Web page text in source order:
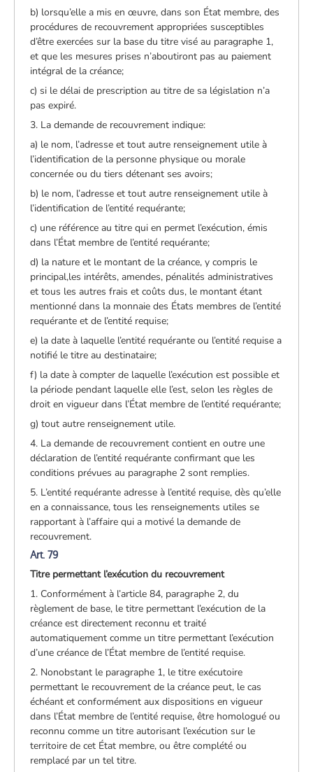
b) lorsqu’elle a mis en œuvre, dans son État membre, des
procédures de recouvrement appropriées susceptibles
d’être exercées sur la base du titre visé au paragraphe 1,
et que les mesures prises n’aboutiront pas au paiement
intégral de la créance;
c) si le délai de prescription au titre de sa législation n’a
pas expiré.
3. La demande de recouvrement indique:
a) le nom, l’adresse et tout autre renseignement utile à
l’identification de la personne physique ou morale
concernée ou du tiers détenant ses avoirs;
b) le nom, l’adresse et tout autre renseignement utile à
l’identification de l’entité requérante;
c) une référence au titre qui en permet l’exécution, émis
dans l’État membre de l’entité requérante;
d) la nature et le montant de la créance, y compris le
principal,les intérêts, amendes, pénalités administratives
et tous les autres frais et coûts dus, le montant étant
mentionné dans la monnaie des États membres de l’entité
requérante et de l’entité requise;
e) la date à laquelle l’entité requérante ou l’entité requise a
notifié le titre au destinataire;
f) la date à compter de laquelle l’exécution est possible et
la période pendant laquelle elle l’est, selon les règles de
droit en vigueur dans l’État membre de l’entité requérante;
g) tout autre renseignement utile.
4. La demande de recouvrement contient en outre une
déclaration de l’entité requérante confirmant que les
conditions prévues au paragraphe 2 sont remplies.
5. L’entité requérante adresse à l’entité requise, dès qu’elle
en a connaissance, tous les renseignements utiles se
rapportant à l’affaire qui a motivé la demande de
recouvrement.
Art. 79
Titre permettant l’exécution du recouvrement
1. Conformément à l’article 84, paragraphe 2, du
règlement de base, le titre permettant l’exécution de la
créance est directement reconnu et traité
automatiquement comme un titre permettant l’exécution
d’une créance de l’État membre de l’entité requise.
2. Nonobstant le paragraphe 1, le titre exécutoire
permettant le recouvrement de la créance peut, le cas
échéant et conformément aux dispositions en vigueur
dans l’État membre de l’entité requise, être homologué ou
reconnu comme un titre autorisant l’exécution sur le
territoire de cet État membre, ou être complété ou
remplacé par un tel titre.